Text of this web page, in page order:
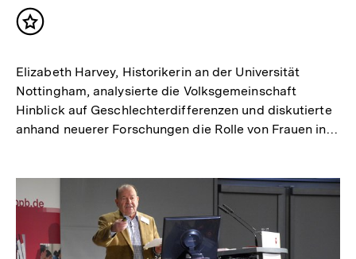
Inhalt
Elizabeth Harvey, Historikerin an der Universität
Nottingham, analysierte die Volksgemeinschaft
Hinblick auf Geschlechterdifferenzen und diskutierte
anhand neuerer Forschungen die Rolle von Frauen in…